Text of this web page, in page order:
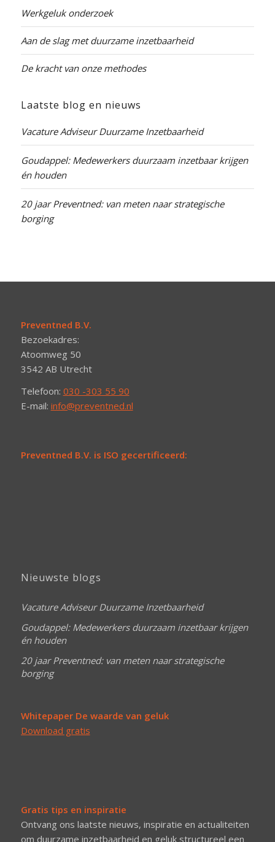
Werkgeluk onderzoek
Aan de slag met duurzame inzetbaarheid
De kracht van onze methodes
Laatste blog en nieuws
Vacature Adviseur Duurzame Inzetbaarheid
Goudappel: Medewerkers duurzaam inzetbaar krijgen
én houden
20 jaar Preventned: van meten naar strategische
borging
Preventned B.V.
Bezoekadres:
Atoomweg 50
3542 AB Utrecht
Telefoon: 030 -303 55 90
E-mail: info@preventned.nl
Preventned B.V. is ISO gecertificeerd:
Nieuwste blogs
Vacature Adviseur Duurzame Inzetbaarheid
Goudappel: Medewerkers duurzaam inzetbaar krijgen
én houden
20 jaar Preventned: van meten naar strategische
borging
Whitepaper De waarde van geluk
Download gratis
Gratis tips en inspiratie
Ontvang ons laatste nieuws, inspiratie en actualiteiten
om duurzame inzetbaarheid en geluk structureel een